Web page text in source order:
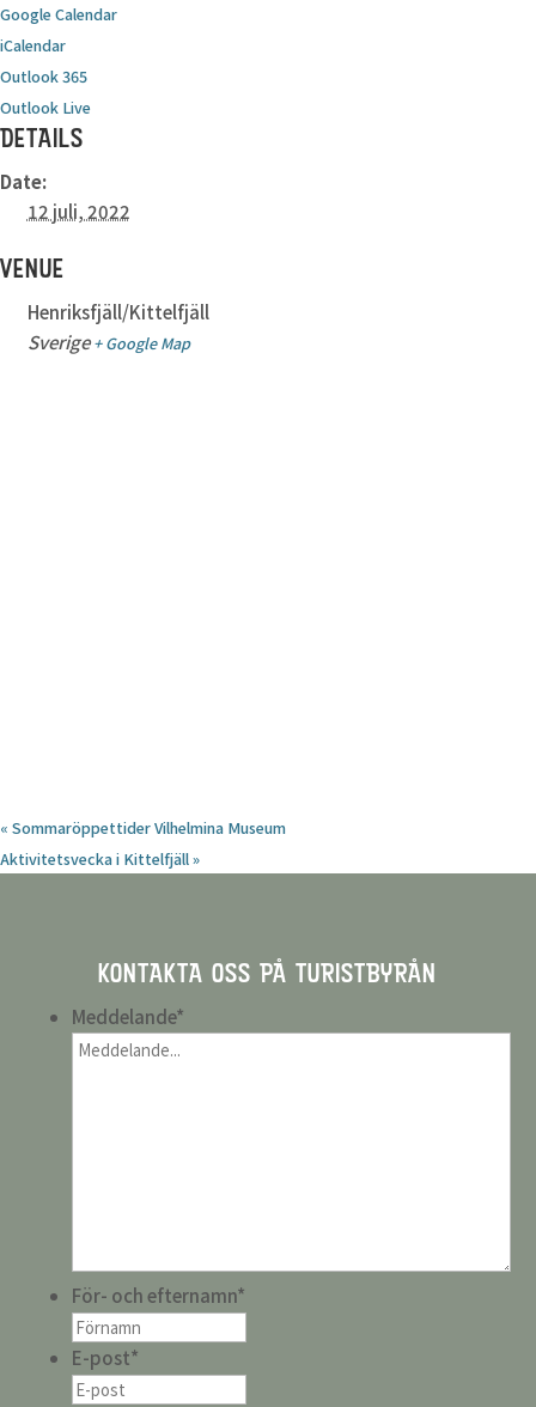
Google Calendar
iCalendar
Outlook 365
Outlook Live
DETAILS
Date:
12 juli, 2022
VENUE
Henriksfjäll/Kittelfjäll
Sverige + Google Map
« Sommaröppettider Vilhelmina Museum
Aktivitetsvecka i Kittelfjäll»
KONTAKTA OSS PÅ TURISTBYRÅN
Meddelande*
För- och efternamn*
E-post*